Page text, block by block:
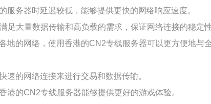
务器时延迟较低，能够提供更快的网络响应速度。
足大量数据传输和高负载的需求，保证网络连接的稳定性
地的网络，使用香港的CN2专线服务器可以更方便地与
速的网络连接来进行交易和数据传输。
港的CN2专线服务器能够提供更好的游戏体验。